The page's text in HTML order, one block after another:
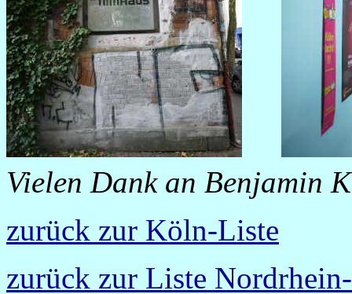
Vielen Dank an Benjamin
zurück zur Köln-Liste
zurück zur Liste